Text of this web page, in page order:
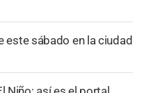
este sábado en la ciudad